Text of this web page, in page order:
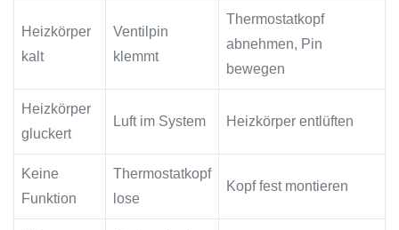
Heizkörper
kalt
Ventilpin
klemmt
Thermostatkopf
abnehmen, Pin
bewegen
Heizkörper
gluckert
Luft im System Heizkörper entlüften
Keine
Funktion
Thermostatkopf
lose
Kopf fest montieren